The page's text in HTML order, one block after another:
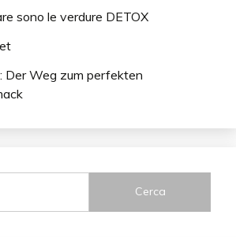
sono le verdure DETOX
Der Weg zum perfekten